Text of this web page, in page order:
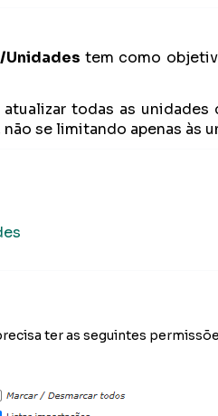
tem como
todas as unidades
se limitando apenas às
ter as seguintes